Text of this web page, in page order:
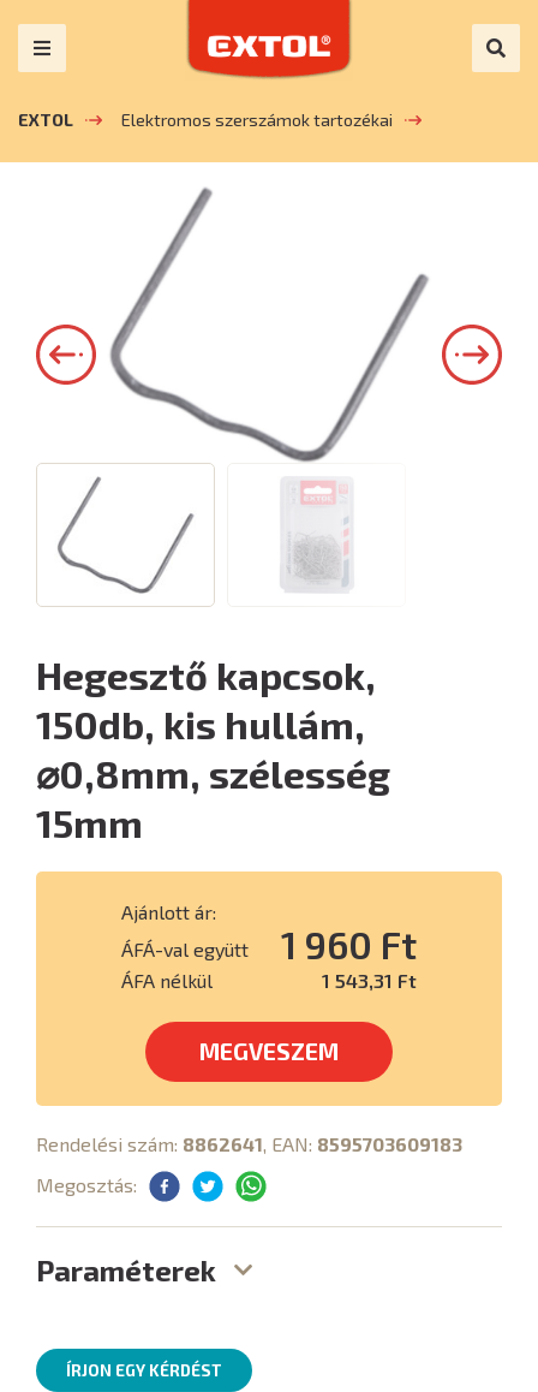
EXTOL Elektromos szerszámok tartozékai
Hegesztő kapcsok,
150db, kis hullám,
⌀0,8mm, szélesség
15mm
Ajánlott ár:
ÁFÁ-val együtt
1 960 Ft
ÁFA nélkül 1 543,31 Ft
MEGVESZEM
Rendelési szám: 8862641, EAN: 8595703609183
Megosztás:
Paraméterek
ÍRJON EGY KÉRDÉST